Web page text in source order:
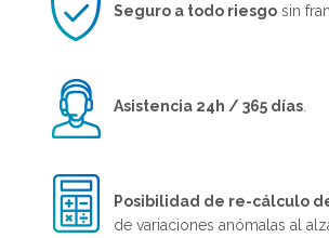
Seguro a todo riesgo sin
Asistencia 24h / 365 días
Posibilidad de re-cálculo
de variaciones anómalas al